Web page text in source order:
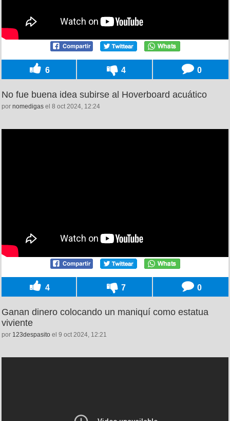
6 4 0
No fue buena idea subirse al Hoverboard acuático
por nomedigas el 8 oct 2024, 12:24
4 7 0
Ganan dinero colocando un maniquí como estatua
viviente
por 123despasito el 9 oct 2024, 12:21